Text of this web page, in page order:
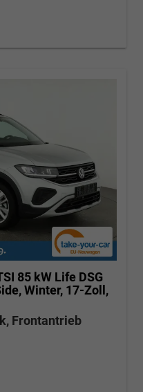
85 kW Life DSG
Winter, 17-Zoll,
Frontantrieb